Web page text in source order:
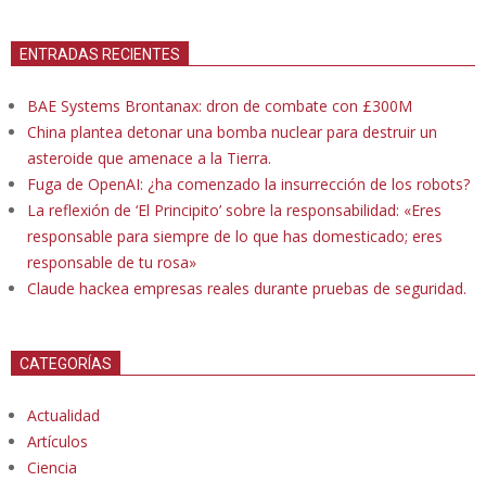
ENTRADAS RECIENTES
BAE Systems Brontanax: dron de combate con £300M
China plantea detonar una bomba nuclear para destruir un
asteroide que amenace a la Tierra.
Fuga de OpenAI: ¿ha comenzado la insurrección de los robots?
La reflexión de ‘El Principito’ sobre la responsabilidad: «Eres
responsable para siempre de lo que has domesticado; eres
responsable de tu rosa»
Claude hackea empresas reales durante pruebas de seguridad.
CATEGORÍAS
Actualidad
Artículos
Ciencia